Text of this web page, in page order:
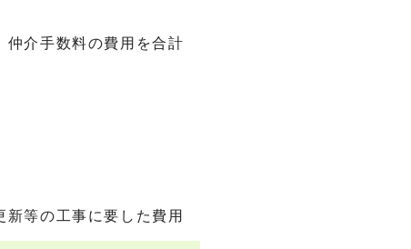
仲介手数料の費用を合計
等の工事に要した費用